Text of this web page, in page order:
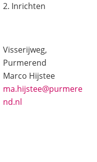
2. Inrichten
Visserijweg,
Purmerend
Marco Hijstee
ma.hijstee@purmere
nd.nl